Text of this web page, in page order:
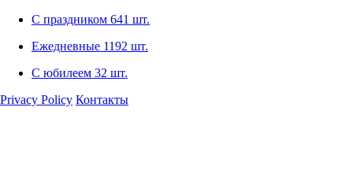
С праздником 641 шт.
Ежедневные 1192 шт.
С юбилеем 32 шт.
Privacy Policy Контакты